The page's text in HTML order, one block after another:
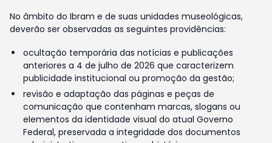
No âmbito do Ibram e de suas unidades museológicas,
deverão ser observadas as seguintes providências:
ocultação temporária das notícias e publicações
anteriores a 4 de julho de 2026 que caracterizem
publicidade institucional ou promoção da gestão;
revisão e adaptação das páginas e peças de
comunicação que contenham marcas, slogans ou
elementos da identidade visual do atual Governo
Federal, preservada a integridade dos documentos